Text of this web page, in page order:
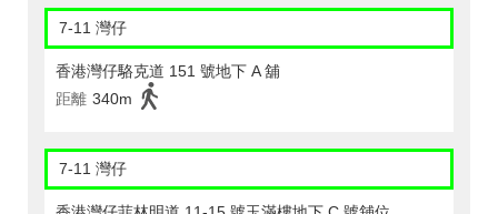
7-11 灣仔
香港灣仔駱克道 151 號地下 A 舖
距離 340m
7-11 灣仔